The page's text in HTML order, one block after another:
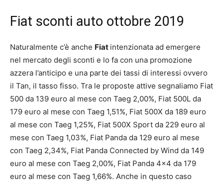
Fiat sconti auto ottobre 2019
Naturalmente c’è anche Fiat intenzionata ad emergere
nel mercato degli sconti e lo fa con una promozione
azzera l’anticipo e una parte dei tassi di interessi ovvero
il Tan, il tasso fisso. Tra le proposte attive segnaliamo Fiat
500 da 139 euro al mese con Taeg 2,00%, Fiat 500L da
179 euro al mese con Taeg 1,51%, Fiat 500X da 189 euro
al mese con Taeg 1,25%, Fiat 500X Sport da 229 euro al
mese con Taeg 1,03%, Fiat Panda da 129 euro al mese
con Taeg 2,34%, Fiat Panda Connected by Wind da 149
euro al mese con Taeg 2,00%, Fiat Panda 4×4 da 179
euro al mese con Taeg 1,66%. Anche in questo caso